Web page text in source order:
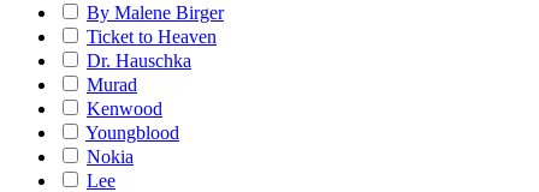
By Malene Birger
Ticket to Heaven
Dr. Hauschka
Murad
Kenwood
Youngblood
Nokia
Lee